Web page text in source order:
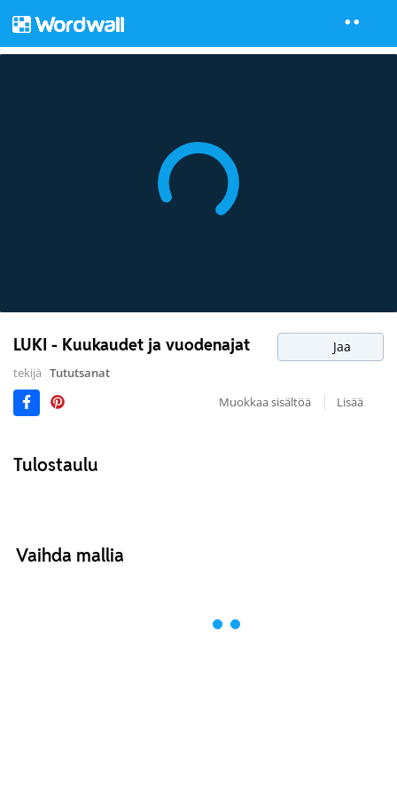
LUKI - Kuukaudet ja vuodenajat Jaa
tekijä Tututsanat
Muokkaa sisältöä
Lisää
Tulostaulu
Vaihda mallia